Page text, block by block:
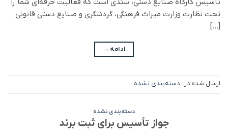
تحت نظارت وزارت میراث فرهنگی، گردشگری و صنایع دستی قانونی
[…]
ادامه →
ارسال شده در : دسته‌بندی نشده
دسته‌بندی نشده
جواز تأسیس برای ثبت برند